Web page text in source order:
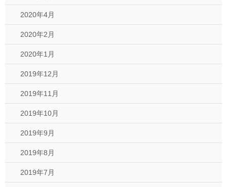
2020年4月
2020年2月
2020年1月
2019年12月
2019年11月
2019年10月
2019年9月
2019年8月
2019年7月